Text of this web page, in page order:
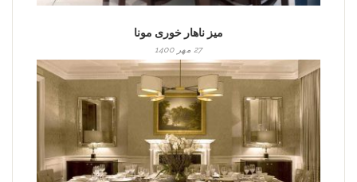
میز ناهار خوری مونا
27 مهر 1400